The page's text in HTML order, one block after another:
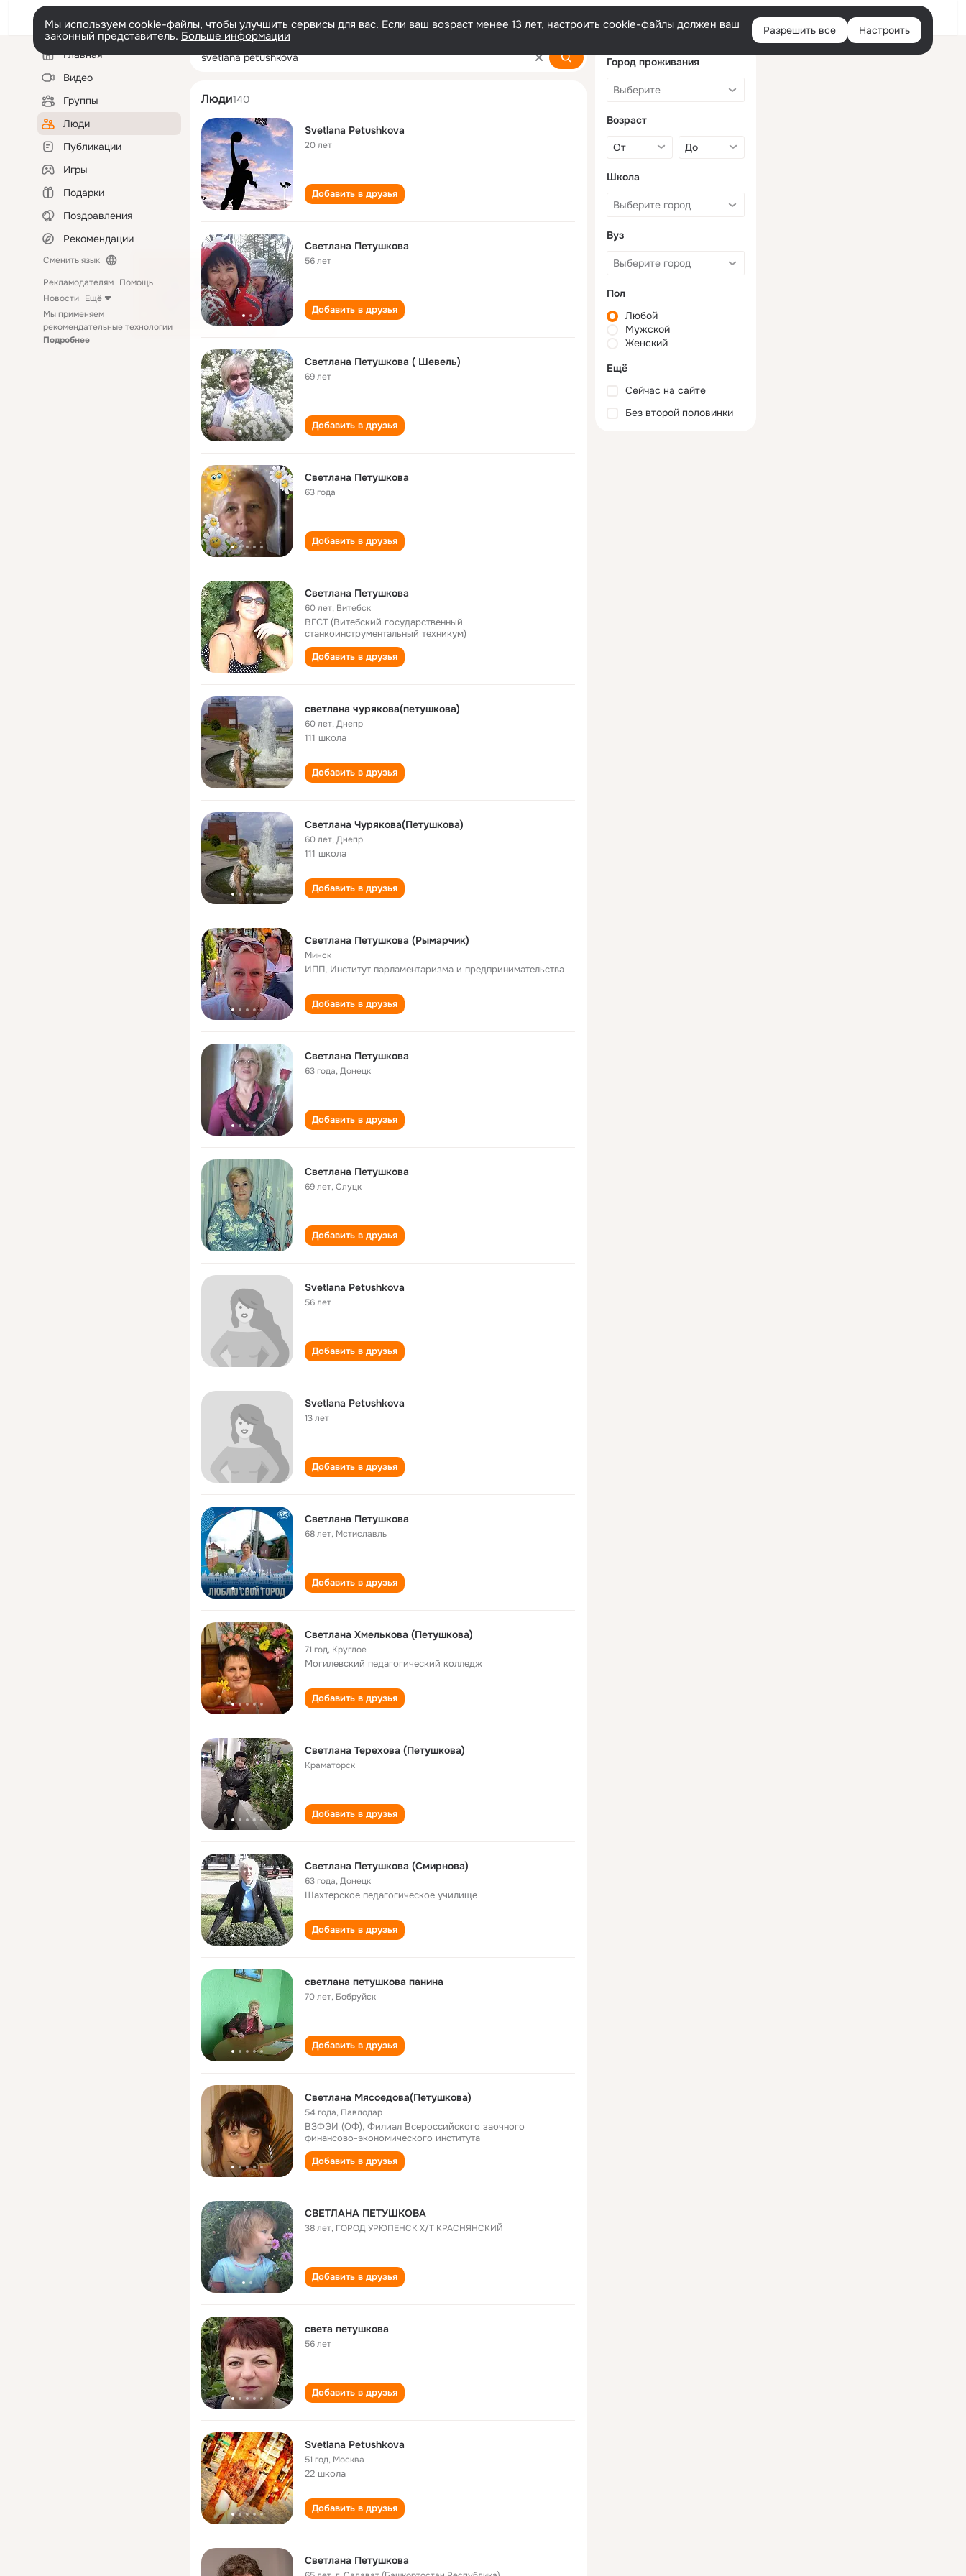
Войти
Мы используем cookie-файлы, чтобы улучшить сервисы для вас. Если ваш возраст менее 13 лет, настроить cookie-файлы должен ваш
законный представитель. Больше информации Разрешить все Настроить
Левая
колонкаГлавная
Видео
Группы
Люди
Публикации
Игры
Подарки
Поздравления
Рекомендации
Сменить язык
Рекламодателям Помощь
Новости Ещё
Мы применяем
рекомендательные технологии
Подробнее
svetlana petushkova
Люди140
Svetlana Petushkova
20 лет
Добавить в друзья
Светлана Петушкова
56 лет
Добавить в друзья
Светлана Петушкова ( Шевель)
69 лет
Добавить в друзья
Светлана Петушкова
63 года
Добавить в друзья
Светлана Петушкова
60 лет, Витебск
ВГСТ (Витебский государственный
станкоинструментальный техникум)
Добавить в друзья
светлана чурякова(петушкова)
60 лет,Днепр
111 школа
Добавить в друзья
Светлана Чурякова(Петушкова)
60 лет,Днепр
111 школа
Добавить в друзья
Светлана Петушкова (Рымарчик)
Минск
ИПП, Институт парламентаризма и предпринимательства
Добавить в друзья
Светлана Петушкова
63 года,Донецк
Добавить в друзья
Светлана Петушкова
69 лет,Слуцк
Добавить в друзья
Svetlana Petushkova
56 лет
Добавить в друзья
Svetlana Petushkova
13 лет
Добавить в друзья
Светлана Петушкова
68 лет, Мстиславль
Добавить в друзья
Светлана Хмелькова (Петушкова)
71 год, Круглое
Могилевский педагогический колледж
Добавить в друзья
Светлана Терехова (Петушкова)
Краматорск
Добавить в друзья
Светлана Петушкова (Смирнова)
63 года,Донецк
Шахтерское педагогическое училище
Добавить в друзья
светлана петушкова панина
70 лет, Бобруйск
Добавить в друзья
Cветлана Мясоедова(Петушкова)
54 года, Павлодар
ВЗФЭИ (ОФ), Филиал Всероссийского заочного
финансово-экономического института
Добавить в друзья
СВЕТЛАНА ПЕТУШКОВА
38 лет, ГОРОД УРЮПЕНСК Х/Т КРАСНЯНСКИЙ
Добавить в друзья
света петушкова
56 лет
Добавить в друзья
Svetlana Petushkova
51 год, Москва
22 школа
Добавить в друзья
Светлана Петушкова
Город проживания
Возраст
Школа
Вуз
Пол
Любой
Мужской
Женский
Ещё
Сейчас на сайте
Без второй половинки